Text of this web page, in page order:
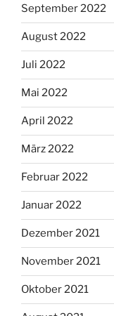
September 2022
August 2022
Juli 2022
Mai 2022
April 2022
März 2022
Februar 2022
Januar 2022
Dezember 2021
November 2021
Oktober 2021